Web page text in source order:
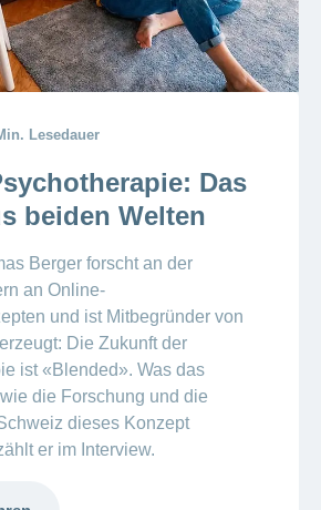
Lesedauer
Das
beiden Welten
Berger forscht an der
an Online-
und ist Mitbegründer von
Die Zukunft der
ist «Blended». Was das
die Forschung und die
dieses Konzept
er im Interview.